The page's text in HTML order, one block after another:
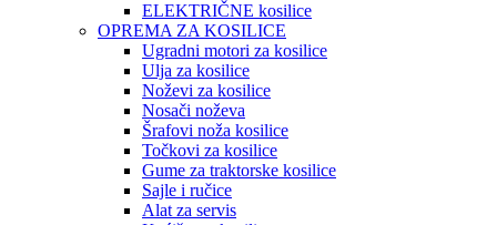
ELEKTRIČNE kosilice
OPREMA ZA KOSILICE
Ugradni motori za kosilice
Ulja za kosilice
Noževi za kosilice
Nosači noževa
Šrafovi noža kosilice
Točkovi za kosilice
Gume za traktorske kosilice
Sajle i ručice
Alat za servis